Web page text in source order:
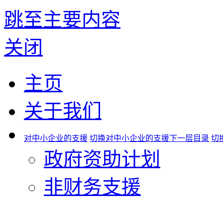
跳至主要内容
关闭
主页
关于我们
对中小企业的支援 切换对中小企业的支援下一层目录 切
政府资助计划
非财务支援